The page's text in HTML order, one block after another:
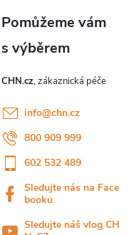
CHN.cz
info@chn.cz
800 909 999
602 532 489
Sledujte nás na Face
booku
Sledujte náš vlog CH